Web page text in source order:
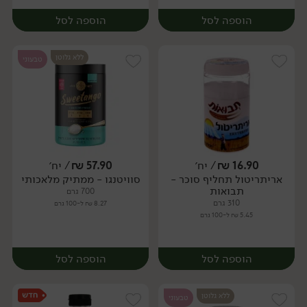
הוספה לסל
יח׳
הוספה לסל
יח׳
16.90
₪/ יח׳
אריתריטול תחליף סוכר -
תבואות
310 גרם
5.45 ₪ ל-100 גרם
הוספה לסל
ללא גלוטן טבעוני
57.90
₪/ יח׳
סוויטנגו - ממתיק מלאכותי
700 גרם
8.27 ₪ ל-100 גרם
הוספה לסל
ללא גלוטן טבעוני